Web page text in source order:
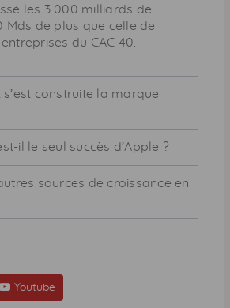
les 3 000 milliards de
Mds de plus que celle de
du CAC 40.
construite la marque
il le seul succès d’Apple ?
sources de croissance en
Youtube